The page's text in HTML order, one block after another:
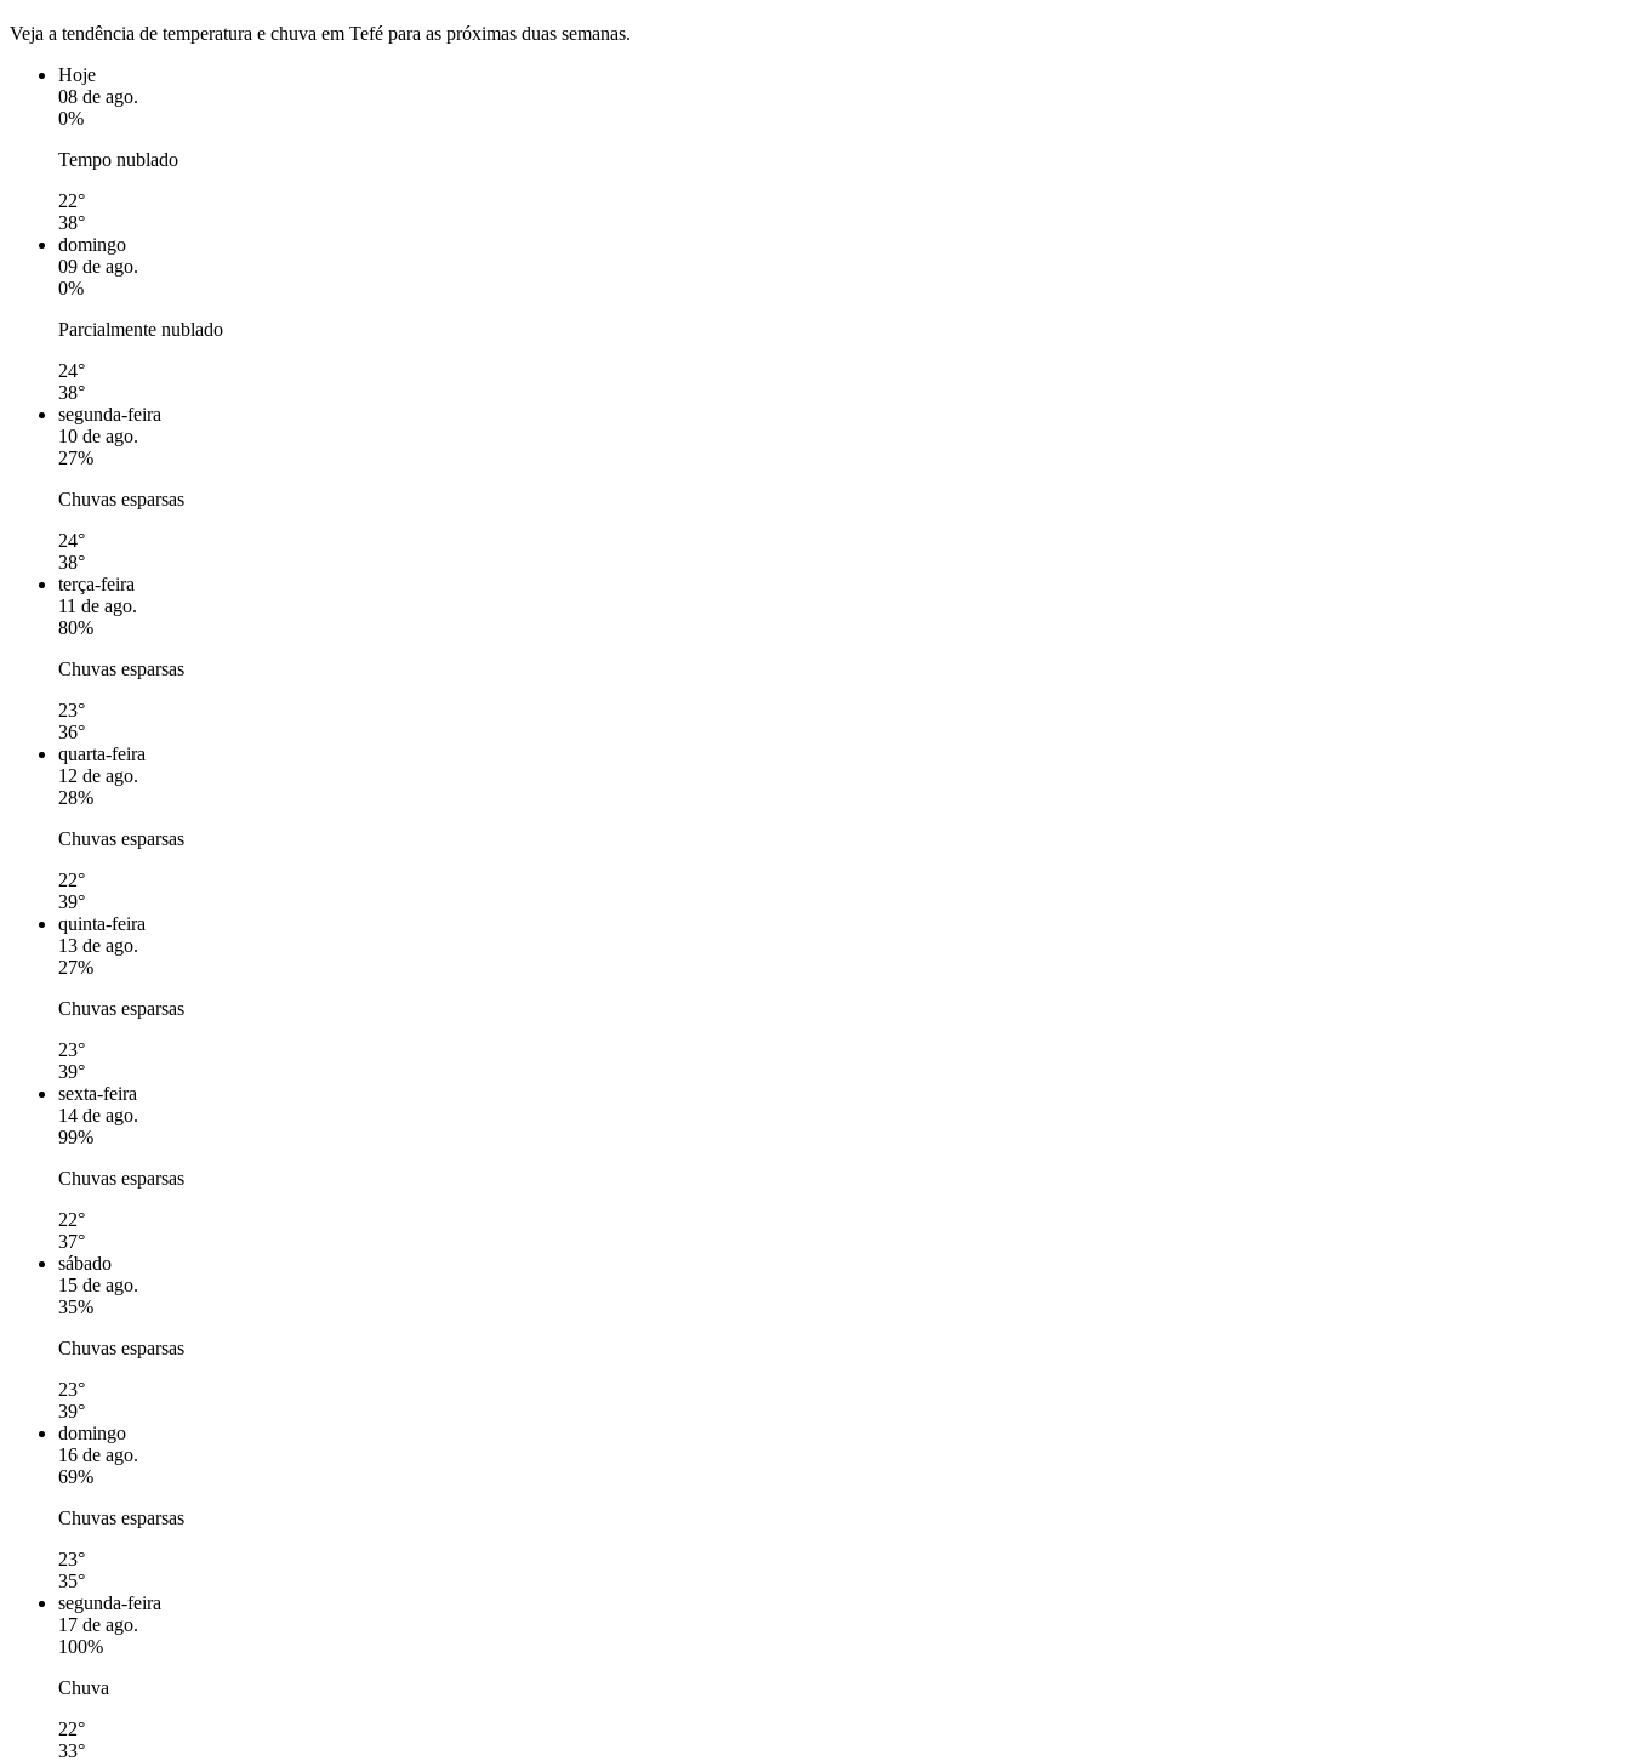
Veja a tendência de temperatura e chuva em Tefé para as próximas duas semanas.
Hoje
08 de ago.
0%
Tempo nublado
22°
38°
domingo
09 de ago.
0%
Parcialmente nublado
24°
38°
segunda-feira
10 de ago.
27%
Chuvas esparsas
24°
38°
terça-feira
11 de ago.
80%
Chuvas esparsas
23°
36°
quarta-feira
12 de ago.
28%
Chuvas esparsas
22°
39°
quinta-feira
13 de ago.
27%
Chuvas esparsas
23°
39°
sexta-feira
14 de ago.
99%
Chuvas esparsas
22°
37°
sábado
15 de ago.
35%
Chuvas esparsas
23°
39°
domingo
16 de ago.
69%
Chuvas esparsas
23°
35°
segunda-feira
17 de ago.
100%
Chuva
22°
33°